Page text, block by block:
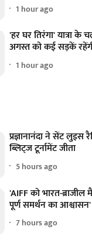
1 hour ago
'हर घर तिरंगा' यात्रा के
अगस्त को कई सड़कें
1 hour ago
प्रज्ञानानंदा ने सेंट लुइस
ब्लिट्ज टूर्नामेंट जीता
5 hours ago
'AIFF को भारत-
पूर्ण समर्थन का आश्वासन'
7 hours ago